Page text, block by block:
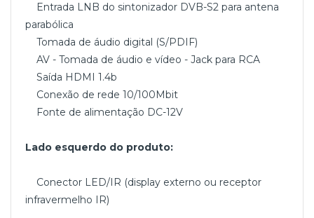
Entrada LNB do sintonizador DVB-S2 para antena
parabólica
Tomada de áudio digital (S/PDIF)
AV - Tomada de áudio e vídeo - Jack para RCA
Saída HDMI 1.4b
Conexão de rede 10/100Mbit
Fonte de alimentação DC-12V
Lado esquerdo do produto:
Conector LED/IR (display externo ou receptor
infravermelho IR)